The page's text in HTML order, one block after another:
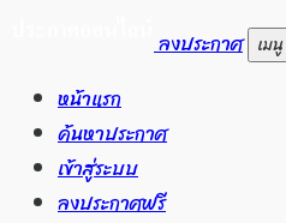
ลงประกาศ เมนู
หน้าแรก
ค้นหาประกาศ
เข้าสู่ระบบ
ลงประกาศฟรี